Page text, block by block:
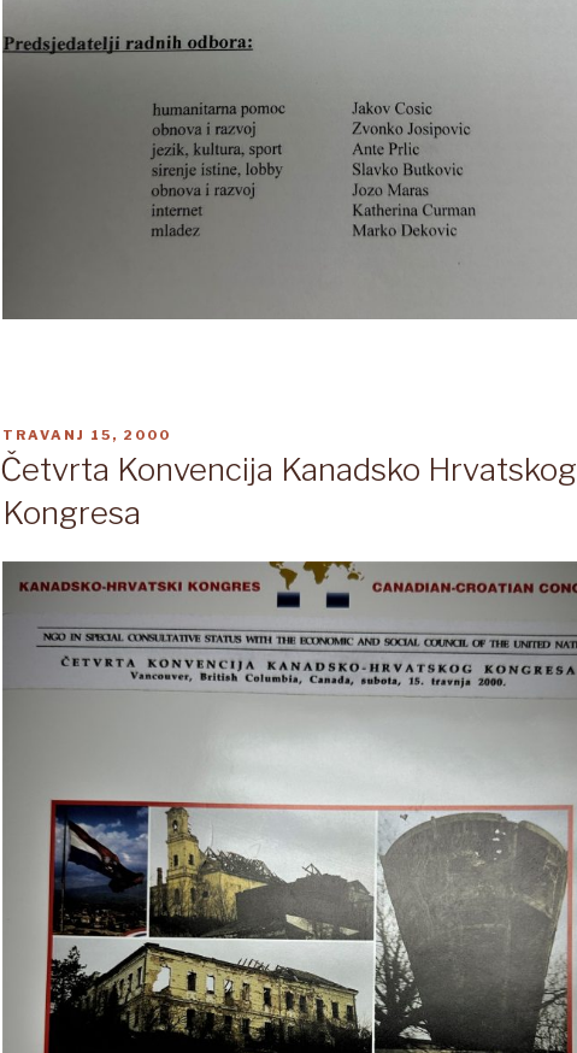
OBJAVLJENO
TRAVANJ 15, 2000
Četvrta Konvencija Kanadsko Hrvatskog
Kongresa